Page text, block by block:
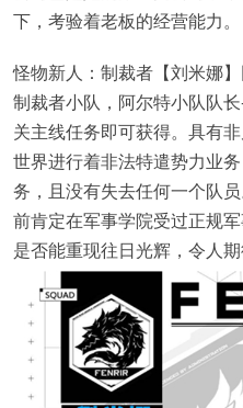
下，考验着老板的经营能力。
怪物新人：制裁者【刘米娜
制裁者小队，阿尔特小队队
关主线任务即可获得。具有
世界进行着非法特遣势力业
务，且没有失去任何一个队
前肯定在军事学院受过正规
是否能重现往日光辉，令人期